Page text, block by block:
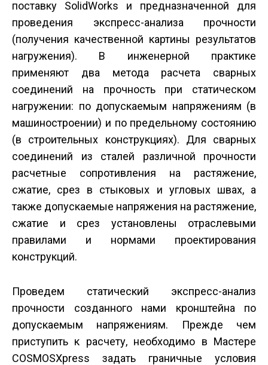
поставку SolidWorks и предназначенной для
проведения экспресс-анализа прочности
(получения качественной картины результатов
нагружения). В инженерной практике
применяют два метода расчета сварных
соединений на прочность при статическом
нагружении: по допускаемым напряжениям (в
машиностроении) и по предельному состоянию
(в строительных конструкциях). Для сварных
соединений из сталей различной прочности
расчетные сопротивления на растяжение,
сжатие, срез в стыковых и угловых швах, а
также допускаемые напряжения на растяжение,
сжатие и срез установлены отраслевыми
правилами и нормами проектирования
конструкций.
Проведем статический экспресс-анализ
прочности созданного нами кронштейна по
допускаемым напряжениям. Прежде чем
приступить к расчету, необходимо в Мастере
COSMOSXpress задать граничные условия